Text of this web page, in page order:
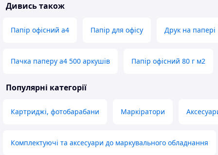
Дивись також
Папір офісний а4 Папір для офісу Друк на папері
Пачка паперу а4 500 аркушів Папір офісний 80 г м2
Популярні категорії
Картриджі, фотобарабани Маркіратори
Комплектуючі та аксесуари до маркувального обладнання